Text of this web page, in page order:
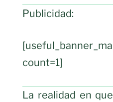
Publicidad:
count=1]
La realidad en